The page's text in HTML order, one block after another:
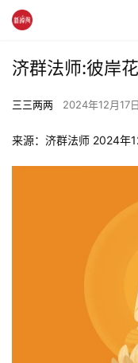
济群法师:彼岸
三三两两 2024年12月17
来源：济群法师 2024年